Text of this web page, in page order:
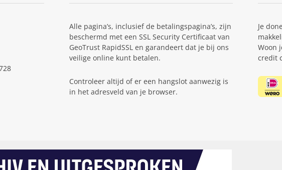
Alle pagina’s, inclusief de betalingspagina’s, zijn
beschermd met een SSL Security Certificaat van
GeoTrust RapidSSL en garandeert dat je bij ons
veilige online kunt betalen.
Controleer altijd of er een hangslot aanwezig is
in het adresveld van je browser.
Je
Woon
credit